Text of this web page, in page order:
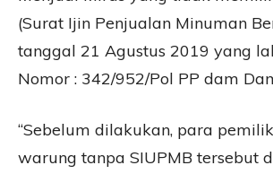
(Surat Ijin Penjualan Minuman
tanggal 21 Agustus 2019 yang
Nomor : 342/952/Pol PP dam
“Sebelum dilakukan, para
warung tanpa SIUPMB tersebut